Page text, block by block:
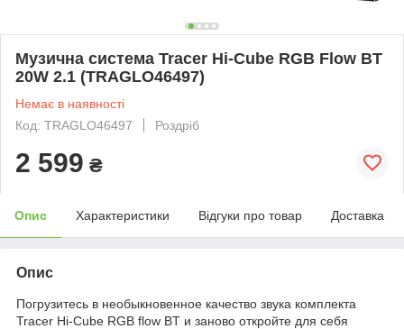
Музична система Tracer Hi-Cube RGB Flow BT
20W 2.1 (TRAGLO46497)
Немає в наявності
Код: TRAGLO46497
Роздріб
2 599 ₴
Опис Характеристики Відгуки про товар Доставка
Опис
Погрузитесь в необыкновенное качество звука комплекта
Tracer Hi-Cube RGB flow BT и заново откройте для себя